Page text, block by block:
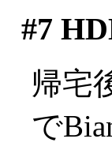
#7
帰宅
で